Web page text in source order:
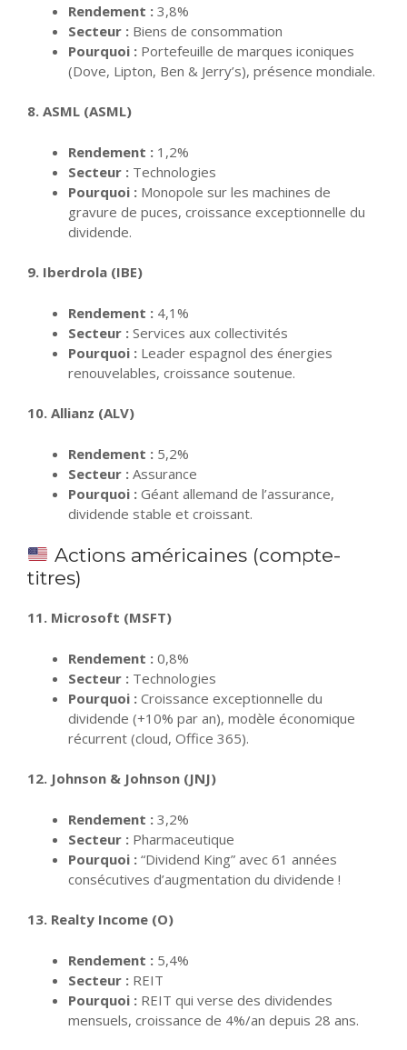
Rendement : 3,8%
Secteur : Biens de consommation
Pourquoi : Portefeuille de marques iconiques
(Dove, Lipton, Ben & Jerry’s), présence mondiale.
8. ASML (ASML)
Rendement : 1,2%
Secteur : Technologies
Pourquoi : Monopole sur les machines de
gravure de puces, croissance exceptionnelle du
dividende.
9. Iberdrola (IBE)
Rendement : 4,1%
Secteur : Services aux collectivités
Pourquoi : Leader espagnol des énergies
renouvelables, croissance soutenue.
10. Allianz (ALV)
Rendement : 5,2%
Secteur : Assurance
Pourquoi : Géant allemand de l’assurance,
dividende stable et croissant.
Actions américaines (compte-
titres)
11. Microsoft (MSFT)
Rendement : 0,8%
Secteur : Technologies
Pourquoi : Croissance exceptionnelle du
dividende (+10% par an), modèle économique
récurrent (cloud, Office 365).
12. Johnson & Johnson (JNJ)
Rendement : 3,2%
Secteur : Pharmaceutique
Pourquoi : “Dividend King” avec 61 années
consécutives d’augmentation du dividende !
13. Realty Income (O)
Rendement : 5,4%
Secteur : REIT
Pourquoi : REIT qui verse des dividendes
mensuels, croissance de 4%/an depuis 28 ans.